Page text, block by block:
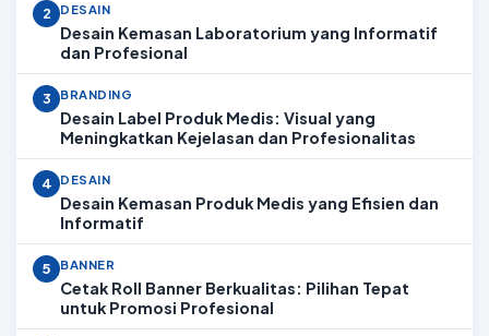
2 DESAIN
Desain Kemasan Laboratorium yang Informatif
dan Profesional
3 BRANDING
Desain Label Produk Medis: Visual yang
Meningkatkan Kejelasan dan Profesionalitas
4 DESAIN
Desain Kemasan Produk Medis yang Efisien dan
Informatif
5 BANNER
Cetak Roll Banner Berkualitas: Pilihan Tepat
untuk Promosi Profesional